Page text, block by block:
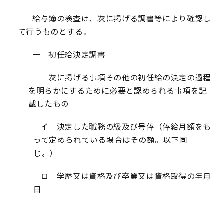
給与簿の検査は、次に掲げる調書等により確認し
て行うものとする。
一 初任給決定調書
次に掲げる事項その他の初任給の決定の過程
を明らかにするために必要と認められる事項を記
載したもの
イ 決定した職務の級及び号俸（俸給月額をも
って定められている場合はその額。以下同
じ。）
ロ 学歴又は資格及び卒業又は資格取得の年月
日